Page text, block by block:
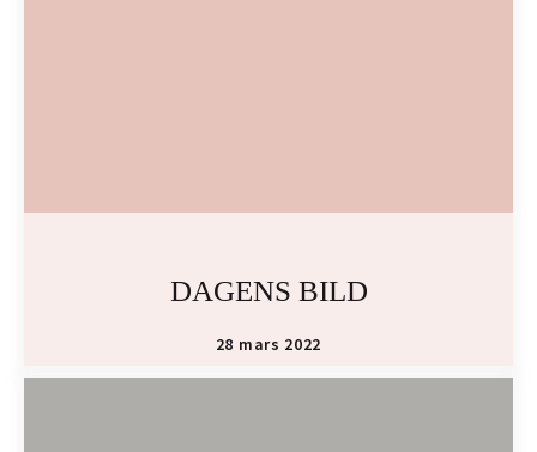
DAGENS BILD
28 mars 2022